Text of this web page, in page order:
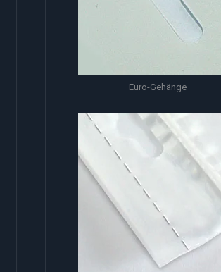
Euro-Gehänge